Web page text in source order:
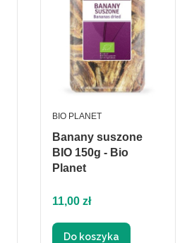
Banany suszone
BIO 150g - Bio
Planet
PRODUCENT
BIO PLANET
Cena
11,00 zł
Do koszyka